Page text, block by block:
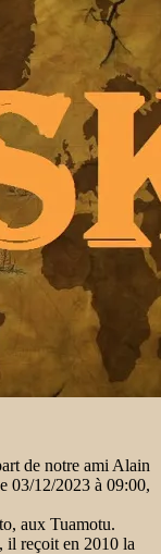
de notre ami Alain
12/2023 à 09:00,
aux Tuamotu.
reçoit en 2010 la